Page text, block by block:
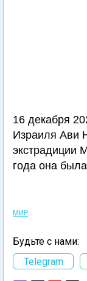
16 декабря
Израиля Ави
экстрадиции
года она
МИР
Будьте с нами:
Telegram